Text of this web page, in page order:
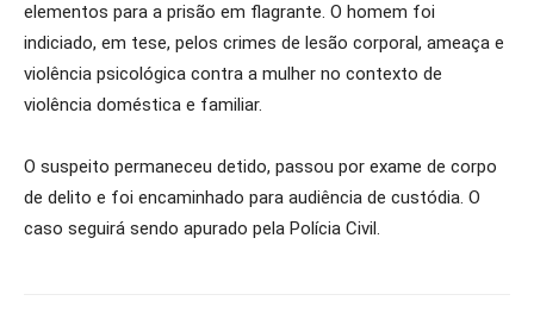
elementos para a prisão em flagrante. O homem foi
indiciado, em tese, pelos crimes de lesão corporal, ameaça e
violência psicológica contra a mulher no contexto de
violência doméstica e familiar.
O suspeito permaneceu detido, passou por exame de corpo
de delito e foi encaminhado para audiência de custódia. O
caso seguirá sendo apurado pela Polícia Civil.